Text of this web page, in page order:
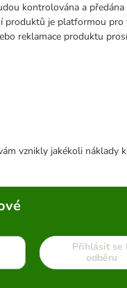
kontrolována a předána
produktů je platformou pro
reklamace produktu
vznikly jakékoli náklady
Přihlásit se
odběru